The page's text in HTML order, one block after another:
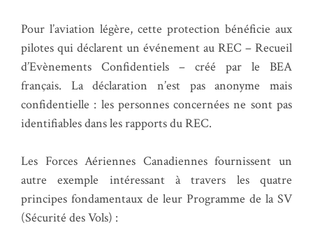
Pour l’aviation légère, cette protection bénéficie aux
pilotes qui déclarent un événement au REC – Recueil
d’Evènements Confidentiels – créé par le BEA
français. La déclaration n’est pas anonyme mais
confidentielle : les personnes concernées ne sont pas
identifiables dans les rapports du REC.
Les Forces Aériennes Canadiennes fournissent un
autre exemple intéressant à travers les quatre
principes fondamentaux de leur Programme de la SV
(Sécurité des Vols) :